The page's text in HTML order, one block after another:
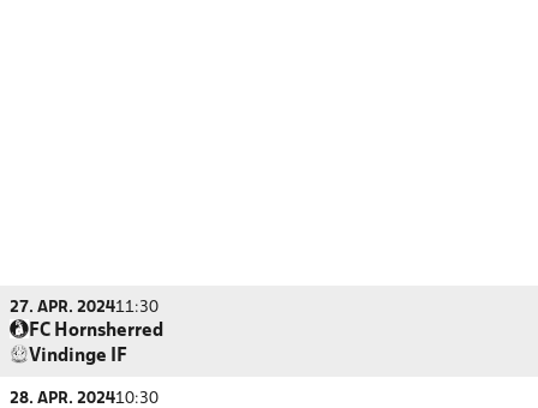
27. APR. 202411:30
FC Hornsherred
Vindinge IF
28. APR. 202410:30